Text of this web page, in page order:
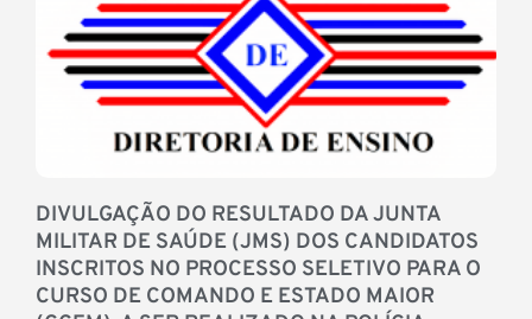
DIVULGAÇÃO DO RESULTADO DA JUNTA
MILITAR DE SAÚDE (JMS) DOS CANDIDATOS
INSCRITOS NO PROCESSO SELETIVO PARA O
CURSO DE COMANDO E ESTADO MAIOR